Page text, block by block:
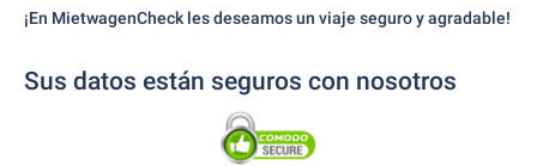
¡En MietwagenCheck les deseamos un viaje seguro y agradable!
Sus datos están seguros con nosotros